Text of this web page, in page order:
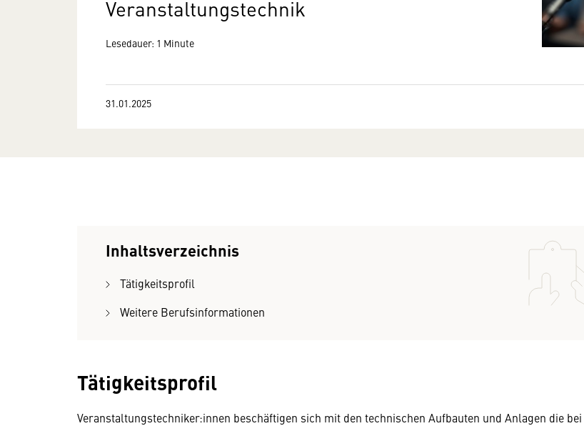
Veranstaltungstechnik
Lesedauer: 1 Minute
31.01.2025
Inhaltsverzeichnis
Tätigkeitsprofil
Weitere Berufsinformationen
Tätigkeitsprofil
Veranstaltungstechniker:innen beschäftigen sich mit den technischen Aufbauten und Anlagen die bei